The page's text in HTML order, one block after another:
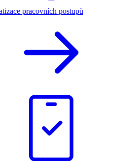
pracovních postupů